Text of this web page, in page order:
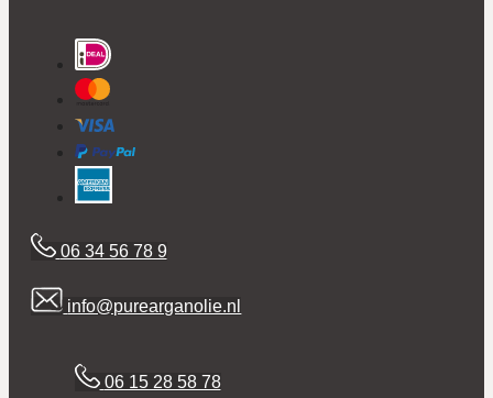
06 34 56 78 9
info@purearganolie.nl
06 15 28 58 78